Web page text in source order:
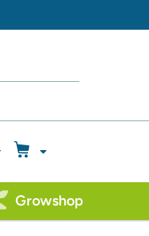
Growshop